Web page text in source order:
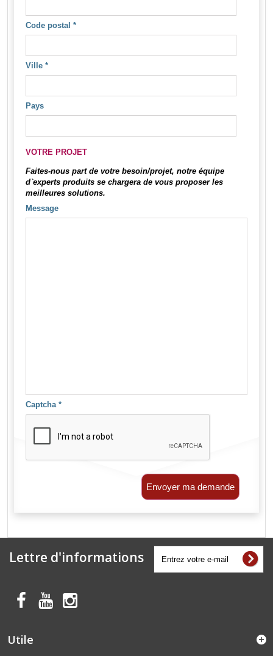
Code postal *
Ville *
Pays
VOTRE PROJET
Faites-nous part de votre besoin/projet, notre équipe
d`experts produits se chargera de vous proposer les
meilleures solutions.
Message
Captcha *
Envoyer ma demande
Lettre d'informations
Utile